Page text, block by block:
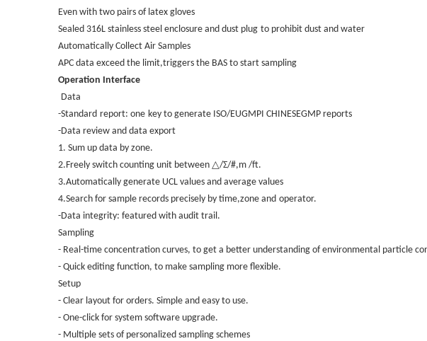
Even with two pairs of latex gloves
Sealed 316L stainless steel enclosure and dust plug to prohibit dust and water
Automatically Collect Air Samples
APC data exceed the limit,triggers the BAS to start sampling
Operation Interface
Data
-Standard report: one key to generate ISO/EUGMPI CHINESEGMP reports
-Data review and data export
1. Sum up data by zone.
2.Freely switch counting unit between △/Σ/#,m /ft.
3.Automatically generate UCL values and average values
4.Search for sample records precisely by time,zone and operator.
-Data integrity: featured with audit trail.
Sampling
- Real-time concentration curves, to get a better understanding of environmental particle
- Quick editing function, to make sampling more flexible.
Setup
- Clear layout for orders. Simple and easy to use.
- One-click for system software upgrade.
- Multiple sets of personalized sampling schemes